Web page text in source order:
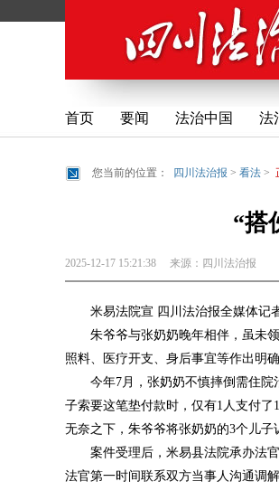
首页 要闻 法治中国 法
您当前的位置： 四川法治报 > 看法 >
“搭
2025-12-17 15:21:38 来源： 四川法治报
米易法院宣 四川法治报全媒体记
朱爷爷与张奶奶晚年相伴，虽未
照料、医疗开支、身后事宜等作出明
今年7月，张奶奶不慎摔倒需住
子索要这笔垫付款时，仅有1人支付了
无奈之下，朱爷爷将张奶奶的3个儿子
案件受理后，米易县法院承办法
法官第一时间联系双方当事人沟通调